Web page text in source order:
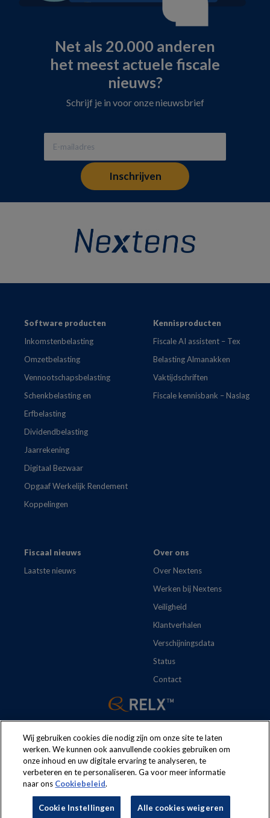
Net als 20.000 anderen
het meest actuele fiscale
nieuws?
Schrijf je in voor onze nieuwsbrief
FooterSoftware producten
Inkomstenbelasting
Omzetbelasting
Vennootschapsbelasting
Schenkbelasting en
Erfbelasting
Dividendbelasting
Jaarrekening
Digitaal Bezwaar
Opgaaf Werkelijk Rendement
Koppelingen
Kennisproducten
Fiscale AI assistent – Tex
Belasting Almanakken
Vaktijdschriften
Fiscale kennisbank – Naslag
Fiscaal nieuws
Laatste nieuws
Over ons
Over Nextens
Werken bij Nextens
Veiligheid
Klantverhalen
Verschijningsdata
Status
Contact
The following regulations apply to the use of this website:
and conditions
Security
Cookie Instellingen
Wij gebruiken cookies die nodig zijn om onze site te laten
werken. We kunnen ook aanvullende cookies gebruiken om
onze inhoud en uw digitale ervaring te analyseren, te
verbeteren en te personaliseren. Ga voor meer informatie
naar ons Cookiebeleid.
Cookie Instellingen Alle cookies weigeren